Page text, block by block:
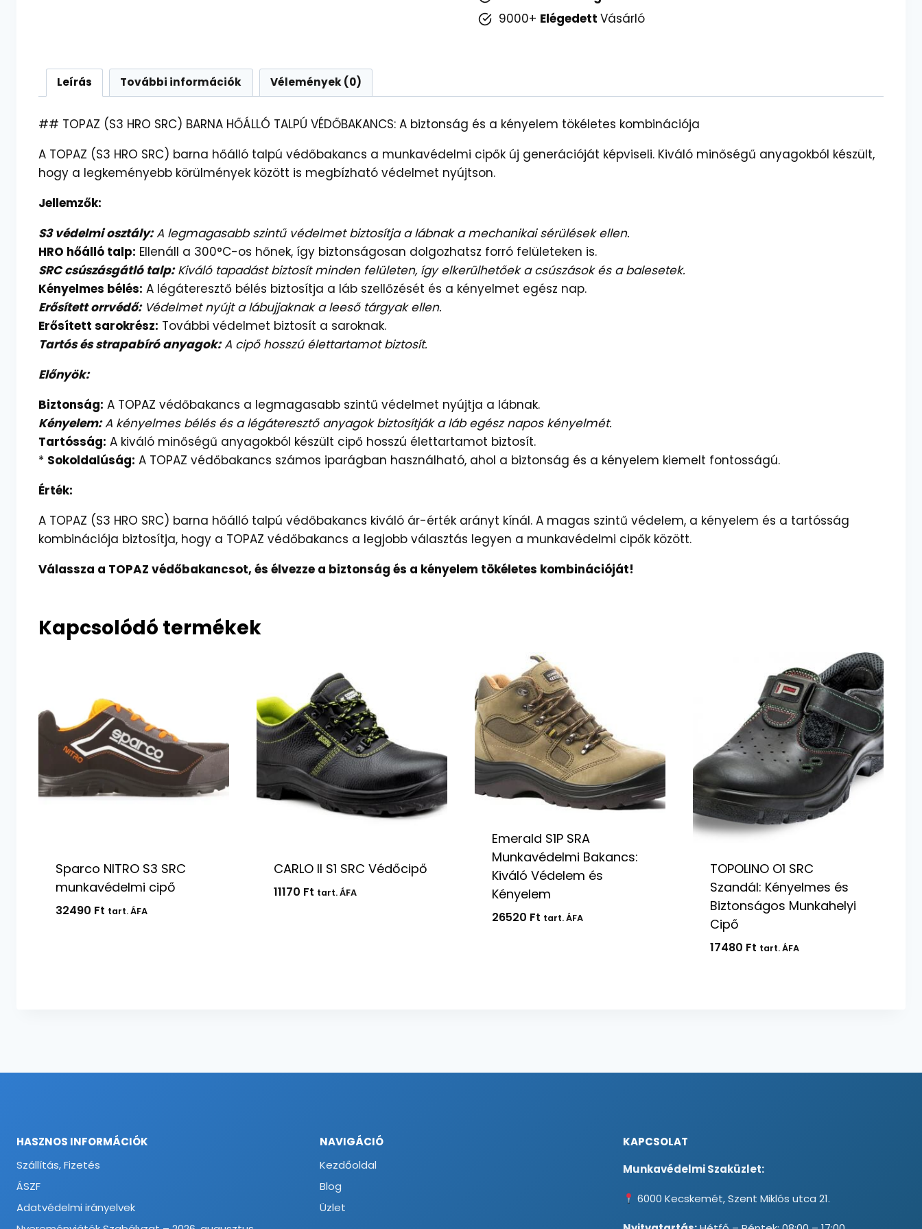
9000+ Elégedett Vásárló
Leírás További információk Vélemények (0)
## TOPAZ (S3 HRO SRC) BARNA HŐÁLLÓ TALPÚ VÉDŐBAKANCS: A biztonság és a kényelem tökéletes kombinációja
A TOPAZ (S3 HRO SRC) barna hőálló talpú védőbakancs a munkavédelmi cipők új generációját képviseli. Kiváló minőségű anyagokból készült,
hogy a legkeményebb körülmények között is megbízható védelmet nyújtson.
Jellemzők:
S3 védelmi osztály:A legmagasabb szintű védelmet biztosítja a lábnak a mechanikai sérülések ellen.
HRO hőálló talp: Ellenáll a 300°C-os hőnek, így biztonságosan dolgozhatsz forró felületeken is.
SRC csúszásgátló talp:Kiváló tapadást biztosít minden felületen, így elkerülhetőek a csúszások és a balesetek.
Kényelmes bélés: A légáteresztő bélés biztosítja a láb szellőzését és a kényelmet egész nap.
Erősített orrvédő:Védelmet nyújt a lábujjaknak a leeső tárgyak ellen.
Erősített sarokrész: További védelmet biztosít a saroknak.
Tartós és strapabíró anyagok:A cipő hosszú élettartamot biztosít.
Előnyök:
Biztonság: A TOPAZ védőbakancs a legmagasabb szintű védelmet nyújtja a lábnak.
Kényelem:A kényelmes bélés és a légáteresztő anyagok biztosítják a láb egész napos kényelmét.
Tartósság: A kiváló minőségű anyagokból készült cipő hosszú élettartamot biztosít.
* Sokoldalúság: A TOPAZ védőbakancs számos iparágban használható, ahol a biztonság és a kényelem kiemelt fontosságú.
Érték:
A TOPAZ (S3 HRO SRC) barna hőálló talpú védőbakancs kiváló ár-érték arányt kínál. A magas szintű védelem, a kényelem és a tartósság
kombinációja biztosítja, hogy a TOPAZ védőbakancs a legjobb választás legyen a munkavédelmi cipők között.
Válassza a TOPAZ védőbakancsot, és élvezze a biztonság és a kényelem tökéletes kombinációját!
Kapcsolódó termékek
Sparco NITRO S3 SRC
munkavédelmi cipő
32490 Ft tart. ÁFA
CARLO II S1 SRC Védőcipő
11170 Ft tart. ÁFA
Emerald S1P SRA
Munkavédelmi Bakancs:
Kiváló Védelem és
Kényelem
26520 Ft tart. ÁFA
TOPOLINO O1 SRC
Szandál: Kényelmes és
Biztonságos Munkahelyi
Cipő
17480 Ft tart. ÁFA
HASZNOS INFORMÁCIÓK
Szállítás, Fizetés
ÁSZF
Adatvédelmi irányelvek
NAVIGÁCIÓ
Kezdőoldal
Blog
Üzlet
KAPCSOLAT
Munkavédelmi Szaküzlet:
6000 Kecskemét, Szent Miklós utca 21.